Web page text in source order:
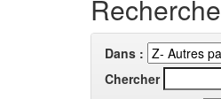
Recherche
Dans :
Chercher